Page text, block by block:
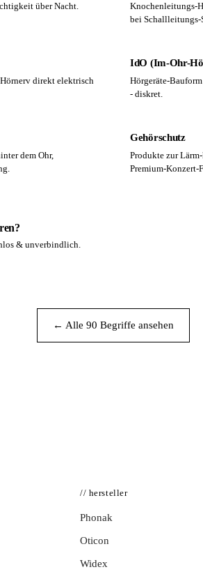
über Nacht.
Knochenleitungs-
bei
direkt elektrisch
IdO (Im-Ohr-
Hörgeräte-
- diskret.
dem Ohr,
Gehörschutz
Produkte zur
Premium-Konzert-
& unverbindlich.
← Alle 90 Begriffe ansehen
// hersteller
Phonak
Oticon
Widex